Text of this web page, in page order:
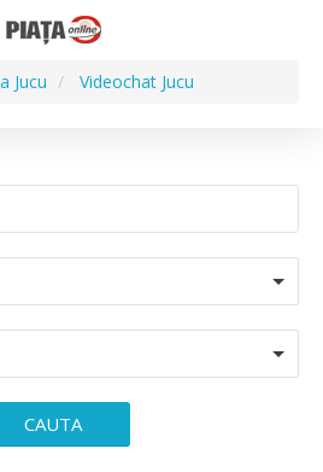
Jucu Videochat Jucu
CAUTA